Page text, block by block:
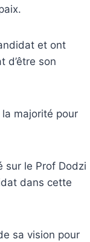
et ont
d’être son
majorité pour
sur le Prof Dodzi
dans cette
sa vision pour